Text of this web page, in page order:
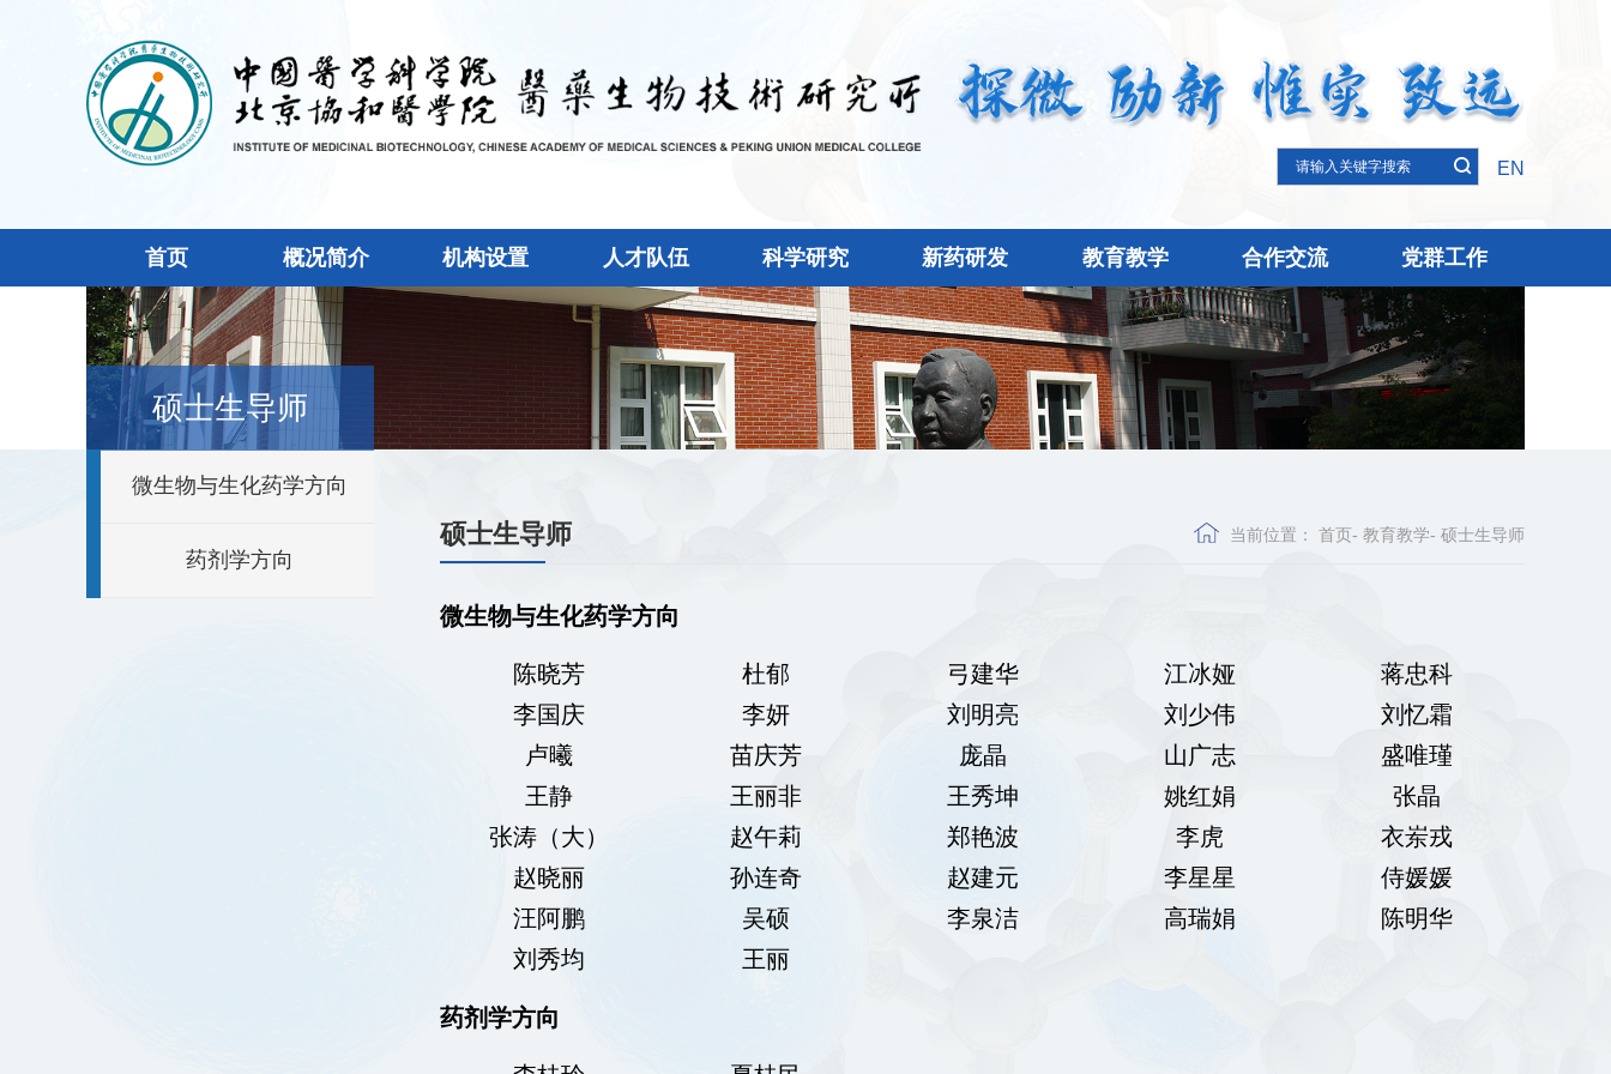
EN
首页 概况简介 机构设置 人才队伍 科学研究 新药研发 教育教学 合作交流 党群工作
硕士生导师
微生物与生化药学方向
药剂学方向
硕士生导师 当前位置： 首页- 教育教学- 硕士生导师
微生物与生化药学方向
陈晓芳 杜郁 弓建华 江冰娅
蒋忠科
李国庆
李妍 刘明亮 刘少伟
刘忆霜
卢曦
苗庆芳 庞晶 山广志
盛唯瑾
王静
王丽非 王秀坤 姚红娟
张晶
张涛（大）
赵午莉 郑艳波 李虎
衣岽戎
赵晓丽
孙连奇 赵建元 李星星
侍媛媛
汪阿鹏
吴硕 李泉洁 高瑞娟
陈明华
刘秀均
王丽
药剂学方向